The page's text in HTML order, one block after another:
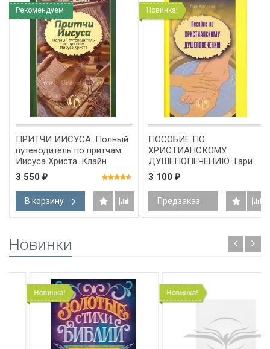
Рекомендуем
ПРИТЧИ ИИСУСА. Полный
путеводитель по притчам
Иисуса Христа. Клайн
Снодграсс
3 550 ₽
В корзину
Новинка!
ПОСОБИЕ ПО
ХРИСТИАНСКОМУ
ДУШЕПОПЕЧЕНИЮ. Гари
Коллинз /новое издание/
3 100 ₽
Предзаказ
Новинки
Новинка! Новинка!